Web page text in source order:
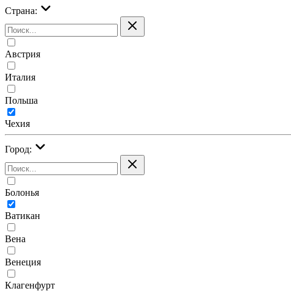
Страна:
Австрия
Италия
Польша
Чехия
Город:
Болонья
Ватикан
Вена
Венеция
Клагенфурт